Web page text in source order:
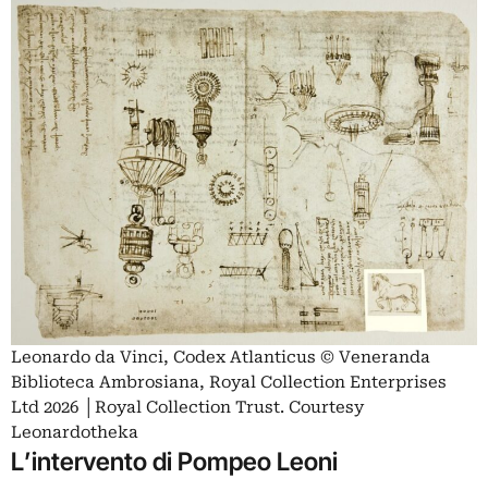
Leonardo da Vinci, Codex Atlanticus © Veneranda
Biblioteca Ambrosiana, Royal Collection Enterprises
Ltd 2026 │Royal Collection Trust. Courtesy
Leonardotheka
L’intervento di Pompeo Leoni